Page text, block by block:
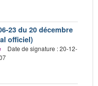
23 du 20 décembre
officiel)
Date de signature : 20-12-